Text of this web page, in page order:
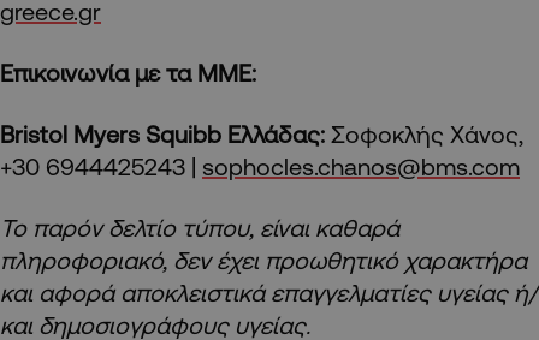
greece.gr
Επικοινωνία με τα ΜΜΕ:
Bristol Myers Squibb Ελλάδας: Σοφοκλής Χάνος,
+30 6944425243 | sophocles.chanos@bms.com
Το παρόν δελτίο τύπου, είναι καθαρά
πληροφοριακό, δεν έχει προωθητικό χαρακτήρα
και αφορά αποκλειστικά επαγγελματίες υγείας ή/
και δημοσιογράφους υγείας.